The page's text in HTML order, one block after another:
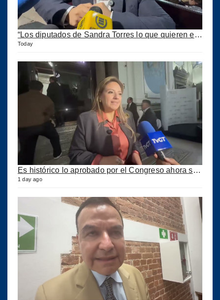
Today
Es histórico lo aprobado por el Congreso ahora se podrán construir puertos privados
1 day ago